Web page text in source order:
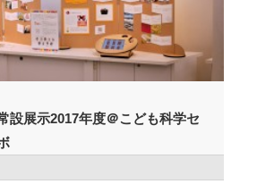
設展示2017年度＠こども科学セ